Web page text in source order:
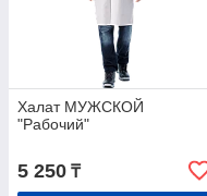
Халат МУЖСКОЙ
"Рабочий"
5 250 ₸